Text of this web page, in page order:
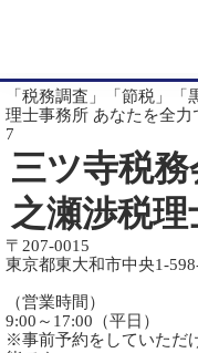
「税務調査」「節税」
理士事務所 あなたを全
7
三ツ寺税
之瀬渉税理
〒207-0015
東京都東大和市中央1-
（営業時間）
9:00～17:00（平日）
※事前予約をしていただ